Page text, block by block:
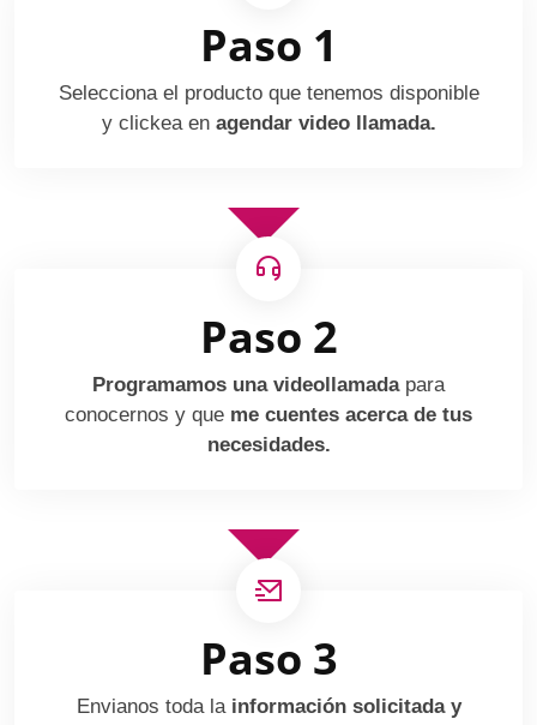
Paso 1
Selecciona el producto que tenemos disponible
y clickea en agendar video llamada.
Paso 2
Programamos una videollamadapara
conocernos y que me cuentes acerca de tus
necesidades.
Paso 3
Envianos toda la información solicitada y